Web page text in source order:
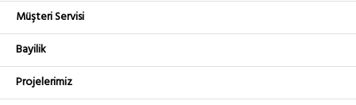
Müşteri Servisi
Bayilik
Projelerimiz